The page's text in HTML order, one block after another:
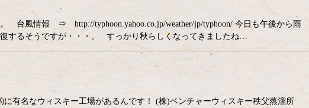
台風情報 ⇒ http://typhoon.yahoo.co.jp/weather/jp/typhoon/ 今日も午後から雨
するそうですが・・・。 すっかり秋らしくなってきましたね…
有名なウィスキー工場があるんです！ (株)ベンチャーウィスキー秩父蒸溜所